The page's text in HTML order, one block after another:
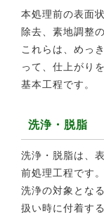
本処理前の表面
除去、素地調整
これらは、めっ
って、仕上がり
基本工程です。
洗浄・脱脂
洗浄・脱脂は、
前処理工程です。
洗浄の対象とな
扱い時に付着す